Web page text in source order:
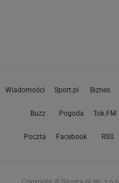
Wiadomości Sport.pl Biznes
Buzz Pogoda Tok.FM
Poczta Facebook RSS